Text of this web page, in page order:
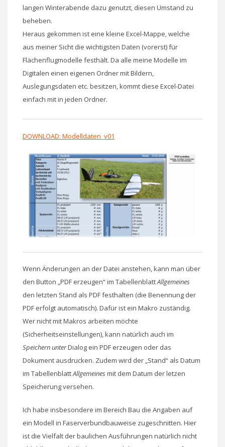
langen Winterabende dazu genutzt, diesen Umstand zu
beheben.
Heraus gekommen ist eine kleine Excel-Mappe, welche
aus meiner Sicht die wichtigsten Daten (vorerst) für
Flächenflugmodelle festhält. Da alle meine Modelle im
Digitalen einen eigenen Ordner mit Bildern,
Auslegungsdaten etc. besitzen, kommt diese Excel-Datei
einfach mit in jeden Ordner.
DOWNLOAD: Modelldaten_v01
Wenn Änderungen an der Datei anstehen, kann man über
den Button „PDF erzeugen“ im TabellenblattAllgemeines
den letzten Stand als PDF festhalten (die Benennung der
PDF erfolgt automatisch). Dafür ist ein Makro zuständig.
Wer nicht mit Makros arbeiten möchte
(Sicherheitseinstellungen), kann natürlich auch im
Speichern unterDialog ein PDF erzeugen oder das
Dokument ausdrucken. Zudem wird der „Stand“ als Datum
im TabellenblattAllgemeinesmit dem Datum der letzen
Speicherung versehen.
Ich habe insbesondere im Bereich Bau die Angaben auf
ein Modell in Faserverbundbauweise zugeschnitten. Hier
ist die Vielfalt der baulichen Ausführungen natürlich nicht